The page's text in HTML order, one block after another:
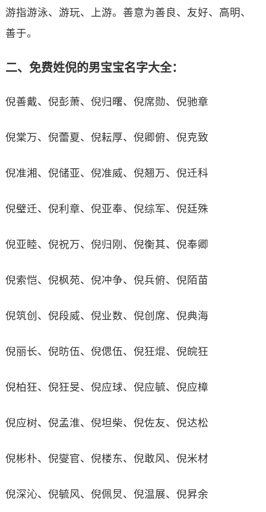
游指游泳、游玩、上游。善意为善良、友好、高明、
善于。
二、免费姓倪的男宝宝名字大全：
倪善戴、倪彭萧、倪归曙、倪席勋、倪驰章
倪棠万、倪蕾夏、倪耘厚、倪卿俯、倪克致
倪准湘、倪储亚、倪准威、倪翘万、倪迁科
倪璧迁、倪利章、倪亚奉、倪综军、倪廷殊
倪亚睦、倪祝万、倪归刚、倪衡其、倪奉卿
倪索恺、倪枫苑、倪冲争、倪兵俯、倪陌苗
倪筑创、倪段威、倪业数、倪创席、倪典海
倪丽长、倪昉伍、倪偲伍、倪狂焜、倪皖狂
倪柏狂、倪狂旻、倪应球、倪应毓、倪应樟
倪应树、倪孟淮、倪坦柴、倪佐友、倪达松
倪彬朴、倪燮官、倪楼东、倪敢风、倪米材
倪深沁、倪毓风、倪佩炅、倪温展、倪昇余